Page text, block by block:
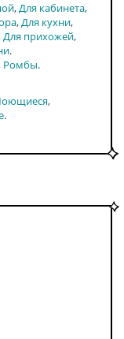
Для кабинета
Для кухни
Для прихожей
Ромбы